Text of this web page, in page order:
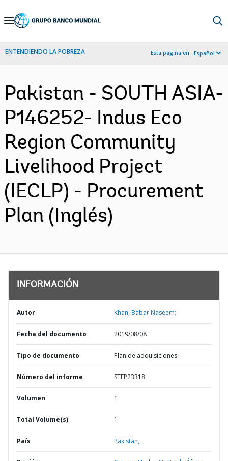
Skip
Navigation
ENTENDIENDO LA POBREZA Esta página en: Español
Pakistan - SOUTH ASIA-
P146252- Indus Eco
Region Community
Livelihood Project
(IECLP) - Procurement
Plan (Inglés)
INFORMACIÓN
Autor Khan, Babar Naseem;
Fecha del documento 2019/08/08
Tipo de documento Plan de adquisiciones
Número del informe STEP23318
Volumen 1
Total Volume(s) 1
País Pakistán,